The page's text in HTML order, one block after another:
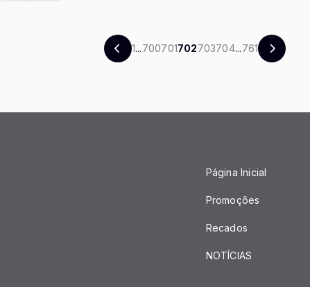
1...700701702703704...761
Página Inicial
Promoções
Recados
NOTÍCIAS